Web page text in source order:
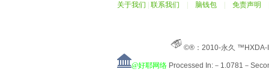
关于我们 联系我们 脑钱包 免责声明
©®：2010-永久
@好耶网络 Processed In:－1.0781－